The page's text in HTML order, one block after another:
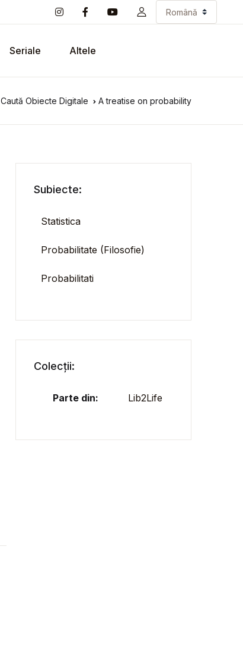
Seriale Altele
Caută Obiecte Digitale A treatise on probability
Subiecte:
Statistica
Probabilitate (Filosofie)
Probabilitati
Colecții:
Parte din: Lib2Life